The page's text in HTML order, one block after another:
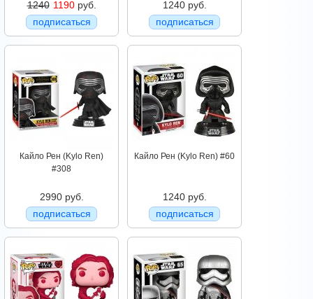
1240 1190руб.
подписаться
1240 руб.
подписаться
Кайло Рен (Kylo Ren)
#308
2990 руб.
подписаться
Кайло Рен (Kylo Ren) #60
1240 руб.
подписаться